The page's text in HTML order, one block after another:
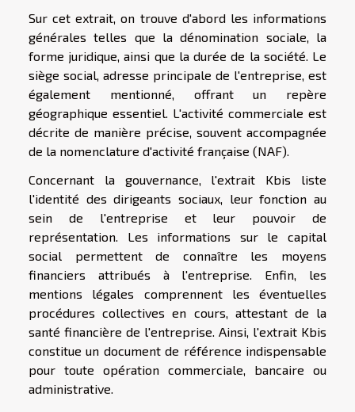
Sur cet extrait, on trouve d'abord les informations
générales telles que la dénomination sociale, la
forme juridique, ainsi que la durée de la société. Le
siège social, adresse principale de l'entreprise, est
également mentionné, offrant un repère
géographique essentiel. L'activité commerciale est
décrite de manière précise, souvent accompagnée
de la nomenclature d'activité française (NAF).
Concernant la gouvernance, l'extrait Kbis liste
l'identité des dirigeants sociaux, leur fonction au
sein de l'entreprise et leur pouvoir de
représentation. Les informations sur le capital
social permettent de connaître les moyens
financiers attribués à l'entreprise. Enfin, les
mentions légales comprennent les éventuelles
procédures collectives en cours, attestant de la
santé financière de l'entreprise. Ainsi, l'extrait Kbis
constitue un document de référence indispensable
pour toute opération commerciale, bancaire ou
administrative.